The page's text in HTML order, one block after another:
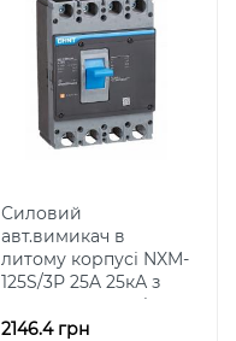
Силовий
авт.вимикач в
литому корпусі NXM-
125S/3Р 25A 25кА з
2146.4 грн